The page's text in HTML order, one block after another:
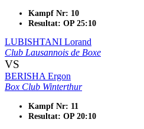
Kampf Nr: 10
Resultat: OP 25:10
LUBISHTANI Lorand
Club Lausannois de Boxe
VS
BERISHA Ergon
Box Club Winterthur
Kampf Nr: 11
Resultat: OP 20:10